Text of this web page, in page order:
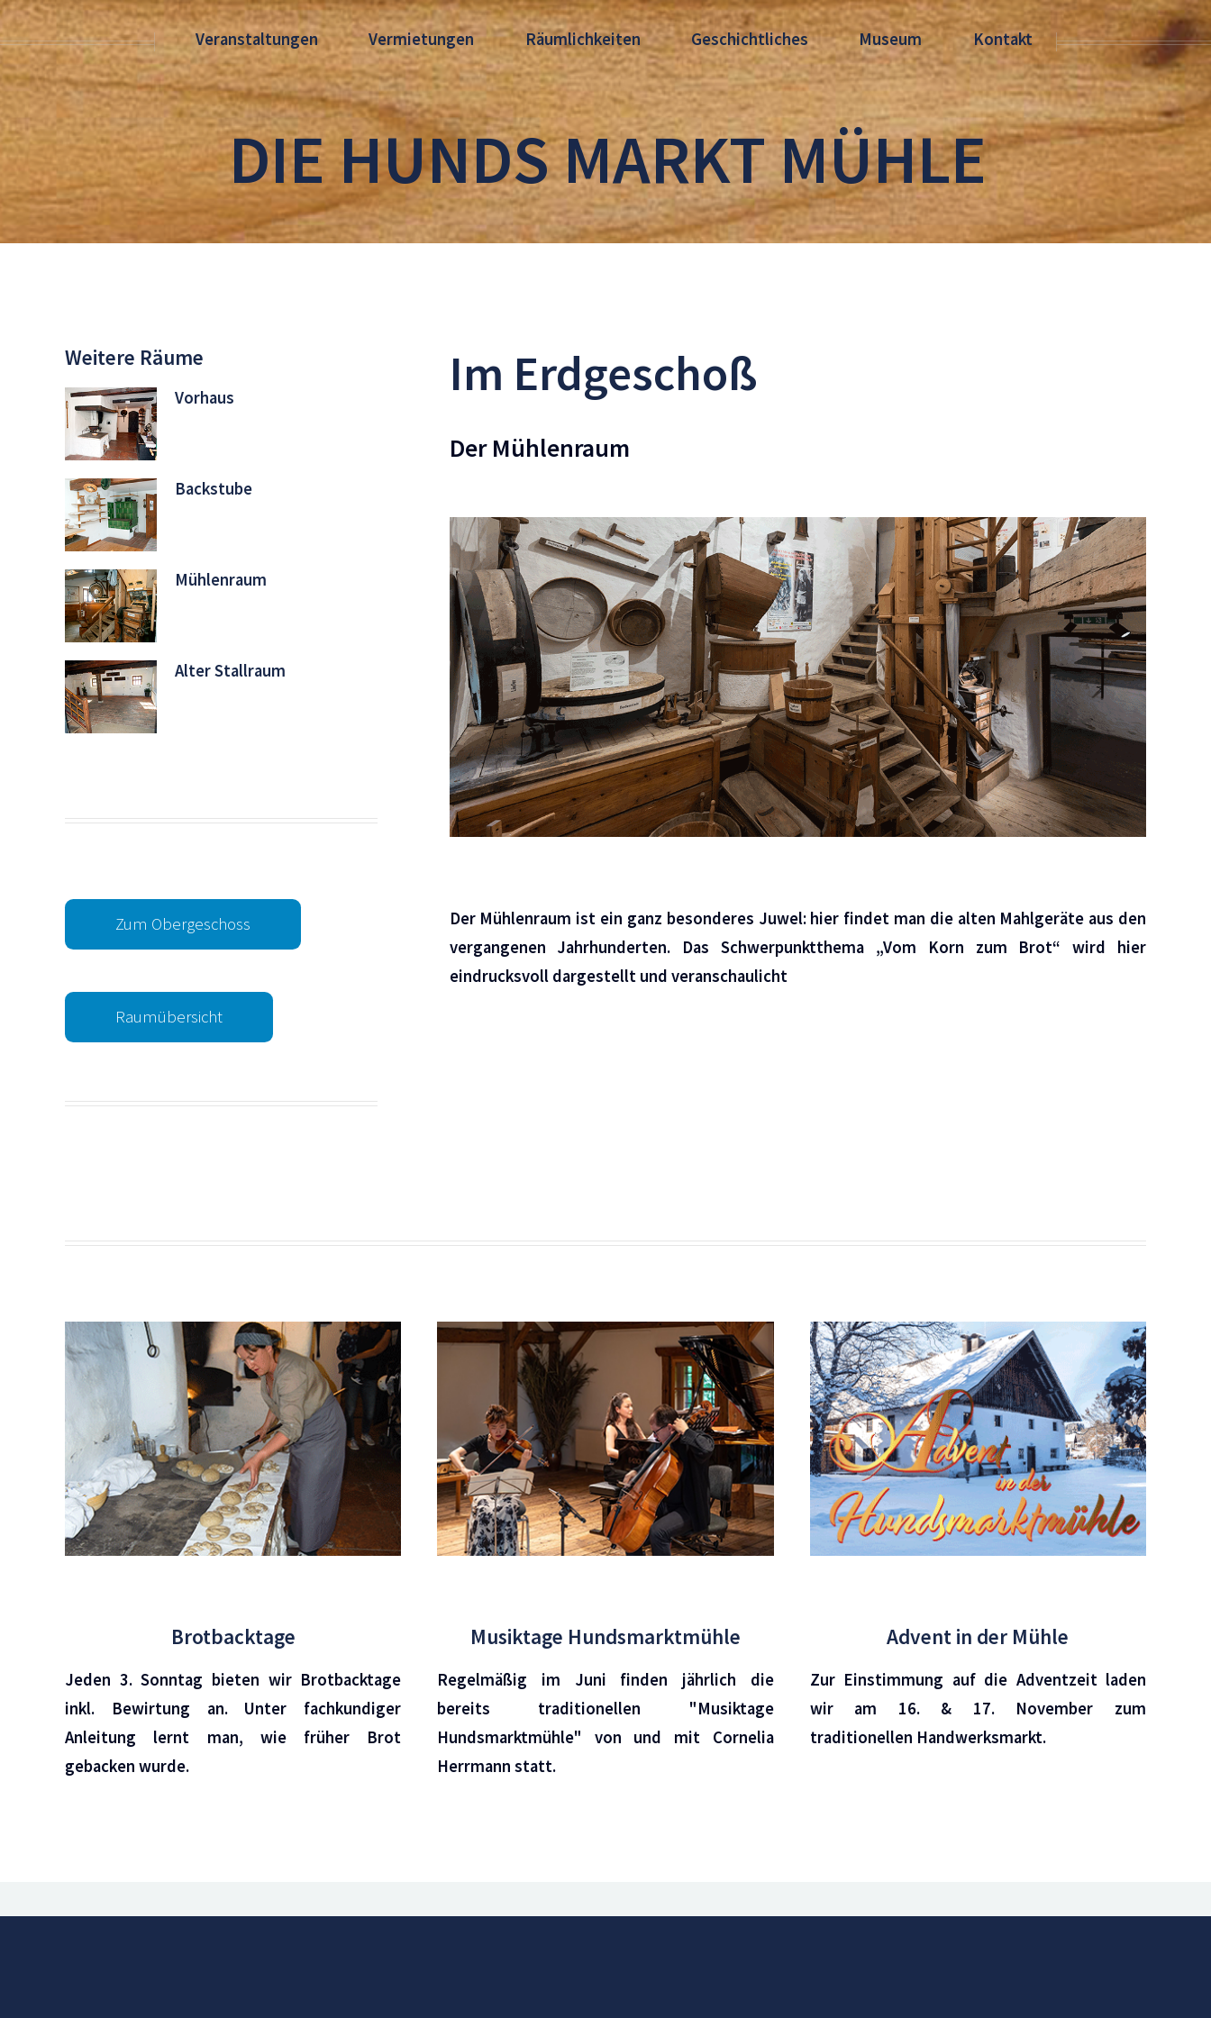
DIE HUNDS MARKT MÜHLE
Veranstaltungen Vermietungen Räumlichkeiten Geschichtliches Museum Kontakt
Weitere Räume
Vorhaus
Backstube
Mühlenraum
Alter Stallraum
Zum Obergeschoss
Raumübersicht
Im Erdgeschoß
Der Mühlenraum
Der Mühlenraum ist ein ganz besonderes Juwel: hier findet man die alten Mahlgeräte aus den
vergangenen Jahrhunderten. Das Schwerpunktthema „Vom Korn zum Brot“ wird hier
eindrucksvoll dargestellt und veranschaulicht
Brotbacktage
Jeden 3. Sonntag bieten wir Brotbacktage
inkl. Bewirtung an. Unter fachkundiger
Anleitung lernt man, wie früher Brot
gebacken wurde.
Musiktage Hundsmarktmühle
Regelmäßig im Juni finden jährlich die
bereits traditionellen "Musiktage
Hundsmarktmühle" von und mit Cornelia
Herrmann statt.
Advent in der Mühle
Zur Einstimmung auf die Adventzeit laden
wir am 16. & 17. November zum
traditionellen Handwerksmarkt.